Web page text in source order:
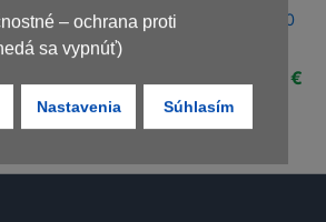
– ochrana proti podvodom (nedá sa vypnúť)
– ochrana proti
sa vypnúť)
Nastavenia Súhlasím
€.
Prostalis
58,00 €Pôvodná
cena
bola:
58,00 €.
29,00
cena
je:
29,00 €.
Uro UP Forte, 20
Pôvodná
bola:
€